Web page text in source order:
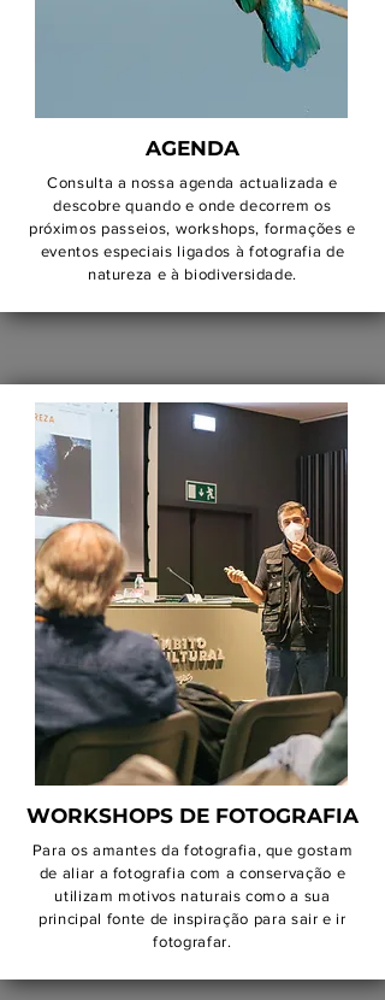
AGENDA
Consulta a nossa agenda actualizada e
descobre quando e onde decorrem os
próximos passeios, workshops, formações e
eventos especiais ligados à fotografia de
natureza e à biodiversidade.
WORKSHOPS DE FOTOGRAFIA
Para os amantes da fotografia, que gostam
de aliar a fotografia com a conservação e
utilizam motivos naturais como a sua
principal fonte de inspiração para sair e ir
fotografar.